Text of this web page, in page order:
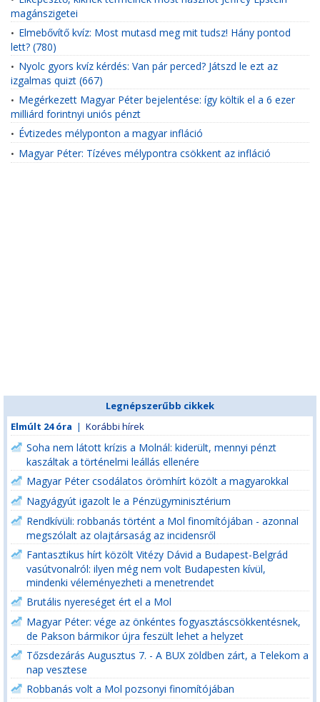
magánszigetei
• Elmebővítő kvíz: Most mutasd meg mit tudsz! Hány pontod
lett? (780)
• Nyolc gyors kvíz kérdés: Van pár perced? Játszd le ezt az
izgalmas quizt (667)
• Megérkezett Magyar Péter bejelentése: így költik el a 6 ezer
milliárd forintnyi uniós pénzt
• Évtizedes mélyponton a magyar infláció
• Magyar Péter: Tízéves mélypontra csökkent az infláció
Legnépszerűbb cikkek
Elmúlt 24 óra | Korábbi hírek
Soha nem látott krízis a Molnál: kiderült, mennyi pénzt
kaszáltak a történelmi leállás ellenére
Magyar Péter csodálatos örömhírt közölt a magyarokkal
Nagyágyút igazolt le a Pénzügyminisztérium
Rendkívüli: robbanás történt a Mol finomítójában - azonnal
megszólalt az olajtársaság az incidensről
Fantasztikus hírt közölt Vitézy Dávid a Budapest-Belgrád
vasútvonalról: ilyen még nem volt Budapesten kívül,
mindenki véleményezheti a menetrendet
Brutális nyereséget ért el a Mol
Magyar Péter: vége az önkéntes fogyasztáscsökkentésnek,
de Pakson bármikor újra feszült lehet a helyzet
Tőzsdezárás Augusztus 7. - A BUX zöldben zárt, a Telekom a
nap vesztese
Robbanás volt a Mol pozsonyi finomítójában